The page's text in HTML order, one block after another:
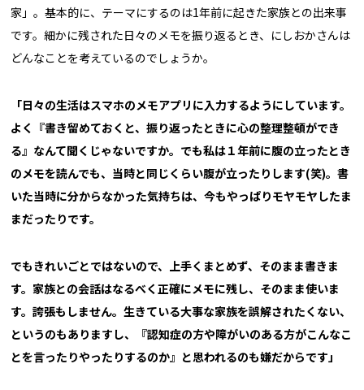
家」。基本的に、テーマにするのは1年前に起きた家族との出来事
です。細かに残された日々のメモを振り返るとき、にしおかさんは
どんなことを考えているのでしょうか。
「日々の生活はスマホのメモアプリに入力するようにしています。
よく『書き留めておくと、振り返ったときに心の整理整頓ができ
る』なんて聞くじゃないですか。でも私は１年前に腹の立ったとき
のメモを読んでも、当時と同じくらい腹が立ったりします(笑)。書
いた当時に分からなかった気持ちは、今もやっぱりモヤモヤしたま
まだったりです。
でもきれいごとではないので、上手くまとめず、そのまま書きま
す。家族との会話はなるべく正確にメモに残し、そのまま使いま
す。誇張もしません。生きている大事な家族を誤解されたくない、
というのもありますし、『認知症の方や障がいのある方がこんなこ
とを言ったりやったりするのか』と思われるのも嫌だからです」